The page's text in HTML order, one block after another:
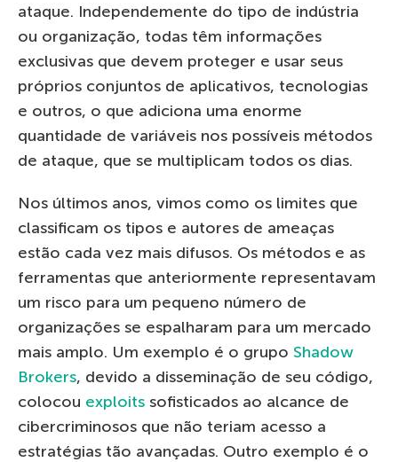
ataque. Independemente do tipo de indústria
ou organização, todas têm informações
exclusivas que devem proteger e usar seus
próprios conjuntos de aplicativos, tecnologias
e outros, o que adiciona uma enorme
quantidade de variáveis ​​nos possíveis métodos
de ataque, que se multiplicam todos os dias.
Nos últimos anos, vimos como os limites que
classificam os tipos e autores de ameaças
estão cada vez mais difusos. Os métodos e as
ferramentas que anteriormente representavam
um risco para um pequeno número de
organizações se espalharam para um mercado
mais amplo. Um exemplo é o grupo Shadow
Brokers, devido a disseminação de seu código,
colocou exploits sofisticados ao alcance de
cibercriminosos que não teriam acesso a
estratégias tão avançadas. Outro exemplo é o